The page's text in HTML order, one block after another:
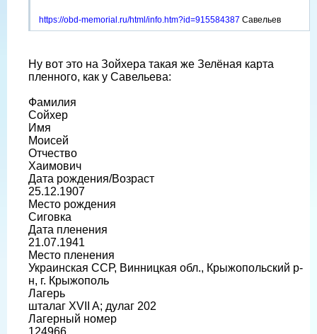
https://obd-memorial.ru/html/info.htm?id=915584387 Савельев
Ну вот это на Зойхера такая же Зелëная карта
пленного, как у Савельева:
Фамилия
Сойхер
Имя
Моисей
Отчество
Хаимович
Дата рождения/Возраст
25.12.1907
Место рождения
Сиговка
Дата пленения
21.07.1941
Место пленения
Украинская ССР, Винницкая обл., Крыжопольский р-
н, г. Крыжополь
Лагерь
шталаг XVII A; дулаг 202
Лагерный номер
124966